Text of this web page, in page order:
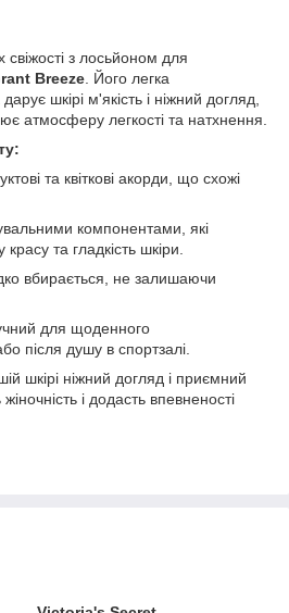
свіжості з лосьйоном для
Breeze . Його легка
шкірі м'якість і ніжний догляд,
атмосферу легкості та натхнення.
та квіткові акорди, що схожі
компонентами, які
та гладкість шкіри.
вбирається, не залишаючи
для щоденного
після душу в спортзалі.
шкірі ніжний догляд і приємний
і додасть впевненості